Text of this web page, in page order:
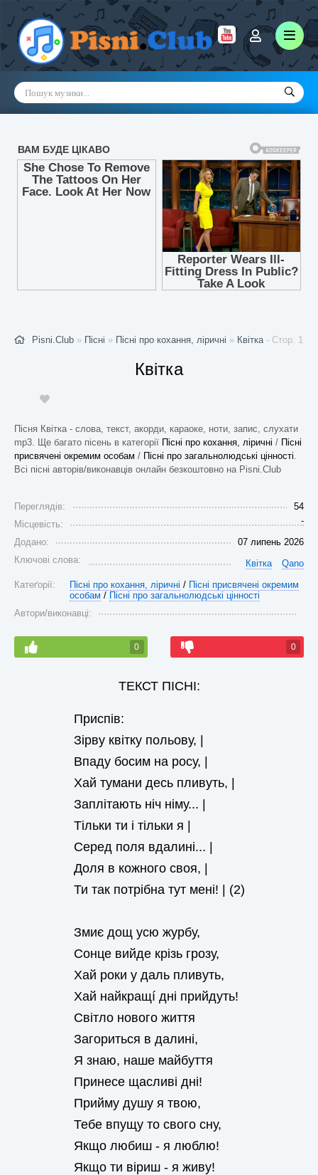
Pisni.Club » Пісні » Пісні про кохання, ліричні » Квітка- Стор. 1
Квітка
Пісня Квітка - слова, текст, акорди, караоке, ноти, запис, слухати
mp3. Ще багато пісень в категорії Пісні про кохання, ліричні / Пісні
присвячені окремим особам / Пісні про загальнолюдські цінності.
Всі пісні авторів/виконавців онлайн безкоштовно на Pisni.Club
Переглядів:
54
Місцевість:
-
Додано:
07 липень 2026
Ключові слова:
Квітка
Qano
Катеґорії:
Пісні про кохання, ліричні / Пісні присвячені окремим
особам / Пісні про загальнолюдські цінності
Автори/виконавці:
0 0
ТЕКСТ ПІСНІ:
Приспів:
Зірву квітку польову, |
Впаду босим на росу, |
Хай тумани десь пливуть, |
Заплітають ніч німу... |
Тільки ти і тільки я |
Серед поля вдалині... |
Доля в кожного своя, |
Ти так потрібна тут мені! | (2)
Змиє дощ усю журбу,
Сонце вийде крізь грозу,
Хай роки у даль пливуть,
Хай найкращí дні прийдуть!
Світло нового життя
Загориться в далині,
Я знаю, наше майбуття
Принесе щасливі дні!
Прийму душу я твою,
Тебе впущу то свого сну,
Якщо любиш - я люблю!
Якщо ти віриш - я живу!